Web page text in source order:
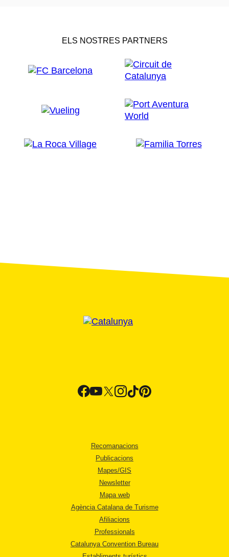
ELS NOSTRES PARTNERS
Recomanacions
Publicacions
Mapes/GIS
Newsletter
Mapa web
Agència Catalana de Turisme
Afiliacions
Professionals
Catalunya Convention Bureau